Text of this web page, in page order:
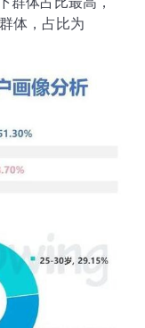
体，占比为